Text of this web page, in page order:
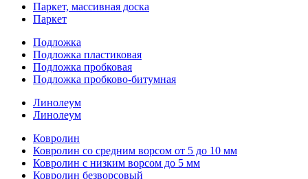
Паркет, массивная доска
Паркет
Подложка
Подложка пластиковая
Подложка пробковая
Подложка пробково-битумная
Линолеум
Линолеум
Ковролин
Ковролин со средним ворсом от 5 до 10 мм
Ковролин с низким ворсом до 5 мм
Ковролин безворсовый